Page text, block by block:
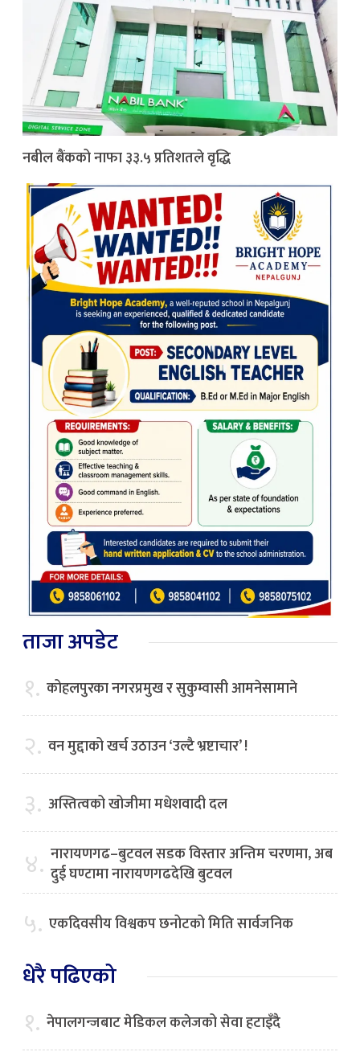
नबील बैंकको नाफा ३३.५ प्रतिशतले वृद्धि
ताजा अपडेट
१. कोहलपुरका नगरप्रमुख र सुकुम्वासी आमनेसामाने
२. वन मुद्दाको खर्च उठाउन ‘उल्टै भ्रष्टाचार’ !
३. अस्तित्वको खोजीमा मधेशवादी दल
४. नारायणगढ–बुटवल सडक विस्तार अन्तिम चरणमा, अब
दुई घण्टामा नारायणगढदेखि बुटवल
५. एकदिवसीय विश्वकप छनोटको मिति सार्वजनिक
धेरै पढिएको
१. नेपालगन्जबाट मेडिकल कलेजको सेवा हटाइँदै